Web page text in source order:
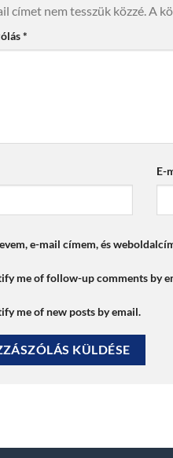
címet nem tesszük közzé. A
*
E-
e-mail címem, és
me of follow-up comments by
me of new posts by email.